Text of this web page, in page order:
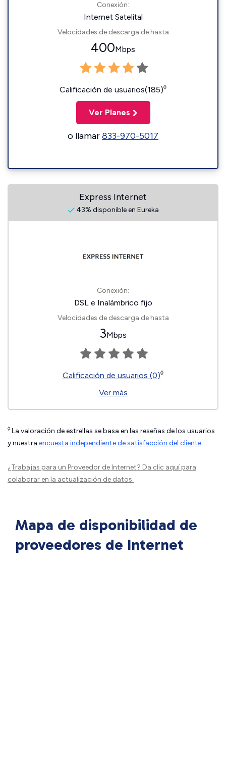
Conexión:
Internet Satelital
Velocidades de descarga de hasta
400Mbps
Calificación de usuarios(185)◊
Ver Planes
o llamar833-970-5017
Express Internet
43% disponible en Eureka
Conexión:
DSL e Inalámbrico fijo
Velocidades de descarga de hasta
3Mbps
Calificación de usuarios (0)◊
Ver más
◊ La valoración de estrellas se basa en las reseñas de los usuarios
y nuestra encuesta independiente de satisfacción del cliente.
¿Trabajas para un Proveedor de Internet? Da clic aquípara
colaborar en la actualización de datos.
Mapa de disponibilidad de
proveedores de Internet